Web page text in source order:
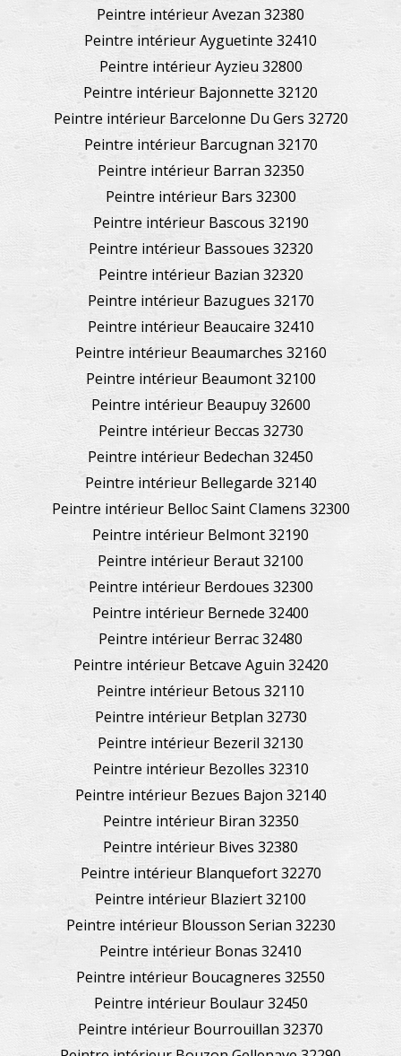
Peintre intérieur Avezan 32380
Peintre intérieur Ayguetinte 32410
Peintre intérieur Ayzieu 32800
Peintre intérieur Bajonnette 32120
Peintre intérieur Barcelonne Du Gers 32720
Peintre intérieur Barcugnan 32170
Peintre intérieur Barran 32350
Peintre intérieur Bars 32300
Peintre intérieur Bascous 32190
Peintre intérieur Bassoues 32320
Peintre intérieur Bazian 32320
Peintre intérieur Bazugues 32170
Peintre intérieur Beaucaire 32410
Peintre intérieur Beaumarches 32160
Peintre intérieur Beaumont 32100
Peintre intérieur Beaupuy 32600
Peintre intérieur Beccas 32730
Peintre intérieur Bedechan 32450
Peintre intérieur Bellegarde 32140
Peintre intérieur Belloc Saint Clamens 32300
Peintre intérieur Belmont 32190
Peintre intérieur Beraut 32100
Peintre intérieur Berdoues 32300
Peintre intérieur Bernede 32400
Peintre intérieur Berrac 32480
Peintre intérieur Betcave Aguin 32420
Peintre intérieur Betous 32110
Peintre intérieur Betplan 32730
Peintre intérieur Bezeril 32130
Peintre intérieur Bezolles 32310
Peintre intérieur Bezues Bajon 32140
Peintre intérieur Biran 32350
Peintre intérieur Bives 32380
Peintre intérieur Blanquefort 32270
Peintre intérieur Blaziert 32100
Peintre intérieur Blousson Serian 32230
Peintre intérieur Bonas 32410
Peintre intérieur Boucagneres 32550
Peintre intérieur Boulaur 32450
Peintre intérieur Bourrouillan 32370